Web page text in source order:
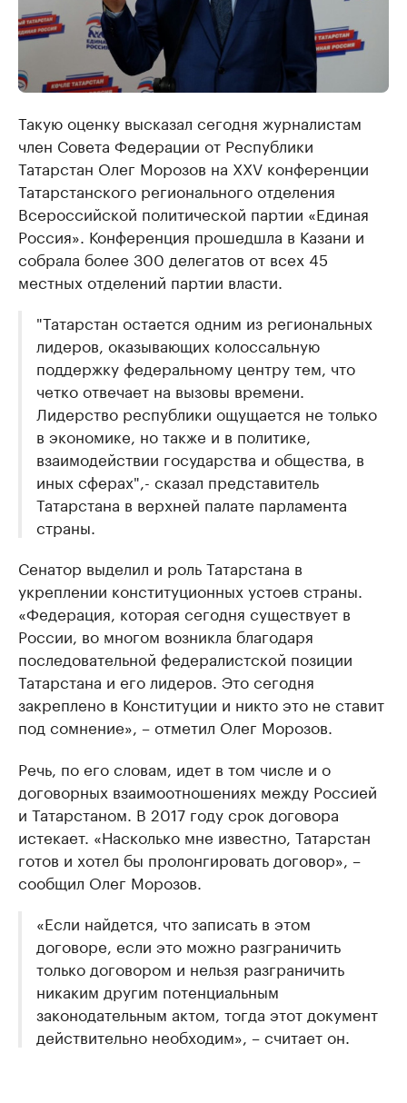
Такую оценку высказал сегодня журналистам
член Совета Федерации от Республики
Татарстан Олег Морозов на XXV конференции
Татарстанского регионального отделения
Всероссийской политической партии «Единая
Россия». Конференция прошедшла в Казани и
собрала более 300 делегатов от всех 45
местных отделений партии власти.
"Татарстан остается одним из региональных
лидеров, оказывающих колоссальную
поддержку федеральному центру тем, что
четко отвечает на вызовы времени.
Лидерство республики ощущается не только
в экономике, но также и в политике,
взаимодействии государства и общества, в
иных сферах",- сказал представитель
Татарстана в верхней палате парламента
страны.
Сенатор выделил и роль Татарстана в
укреплении конституционных устоев страны.
«Федерация, которая сегодня существует в
России, во многом возникла благодаря
последовательной федералистской позиции
Татарстана и его лидеров. Это сегодня
закреплено в Конституции и никто это не ставит
под сомнение», – отметил Олег Морозов.
Речь, по его словам, идет в том числе и о
договорных взаимоотношениях между Россией
и Татарстаном. В 2017 году срок договора
истекает. «Насколько мне известно, Татарстан
готов и хотел бы пролонгировать договор», –
сообщил Олег Морозов.
«Если найдется, что записать в этом
договоре, если это можно разграничить
только договором и нельзя разграничить
никаким другим потенциальным
законодательным актом, тогда этот документ
действительно необходим», – считает он.